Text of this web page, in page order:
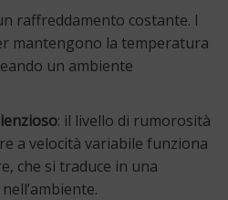
raffreddamento costante. I
mantengono la temperatura
un ambiente
: il livello di rumorosità
a velocità variabile funziona
che si traduce in una